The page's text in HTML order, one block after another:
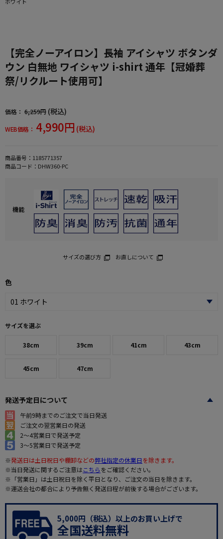
【完全ノーアイロン】長袖 アイシャツ ボタンダ
ウン 白無地 ワイシャツ i-shirt 通年【冠婚葬
祭/リクルート使用可】
価格： 6,259円 (税込)
WEB価格： 4,990円 (税込)
商品番号： 1185771357
商品コード： DHW360-PC
機能
サイズの選び方 お直しについて
色
サイズを選ぶ
38cm 39cm 41cm 43cm
45cm 47cm
発送予定日について
午前9時までのご注文で当日発送
ご注文の翌営業日の発送
2～4営業日で発送予定
3～5営業日で発送予定
※発送日は土日祝日や棚卸などの弊社指定の休業日を除きます。
※当日発送に関するご注意はこちらをご確認ください。
※「営業日」は土日祝日を除く平日となり、ご注文の当日を除きます。
※運送会社の都合により予告無く発送日程が前後する場合がございます。
5,000円（税込）以上のお買い上げで
全国送料無料